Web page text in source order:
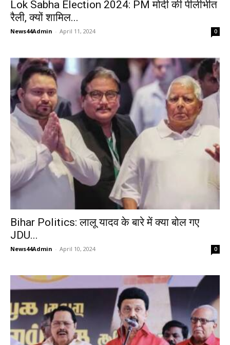
Lok Sabha Election 2024: PM मोदी की पीलीभीत
रैली, क्यों शामिल...
News44Admin - April 11, 2024 0
Bihar Politics: लालू यादव के बारे में क्या बोल गए
JDU...
News44Admin - April 10, 2024 0